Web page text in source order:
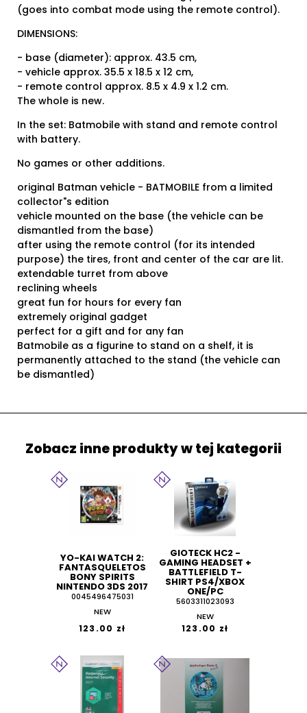
(goes into combat mode using the remote control).
DIMENSIONS:
- base (diameter): approx. 43.5 cm,
- vehicle approx. 35.5 x 18.5 x 12 cm,
- remote control approx. 8.5 x 4.9 x 1.2 cm.
The whole is new.
In the set: Batmobile with stand and remote control
with battery.
No games or other additions.
original Batman vehicle - BATMOBILE from a limited
collector"s edition
vehicle mounted on the base (the vehicle can be
dismantled from the base)
after using the remote control (for its intended
purpose) the tires, front and center of the car are lit.
extendable turret from above
reclining wheels
great fun for hours for every fan
extremely original gadget
perfect for a gift and for any fan
Batmobile as a figurine to stand on a shelf, it is
permanently attached to the stand (the vehicle can
be dismantled)
Zobacz inne produkty w tej kategorii
YO-KAI WATCH 2:
FANTASQUELETOS
BONY SPIRITS
NINTENDO 3DS 2017
0045496475031
NEW
123.00 zł
GIOTECK HC2 -
GAMING HEADSET +
BATTLEFIELD T-
SHIRT PS4/XBOX
ONE/PC
5603311023093
NEW
123.00 zł